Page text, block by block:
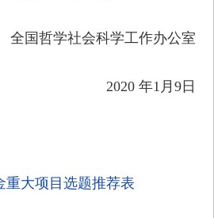
全国哲学社会科学工作办公室
2020 年1月9日
重大项目选题推荐表